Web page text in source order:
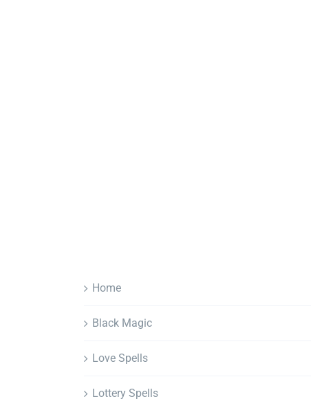
Home
Black Magic
Love Spells
Lottery Spells